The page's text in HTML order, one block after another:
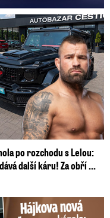
po rozchodu s Lelou:
další káru! Za obří ...
se ukázala...